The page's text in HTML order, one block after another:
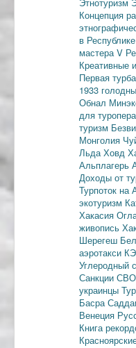
Концепция
в
мастера V
Креативные
Первая
1933
Обнал
для
туризм
Монголия
Льда Ховд
Альплагерь
Доходы от
Турпоток на
экотуризм
Хакасия
живопись
Шерегеш
аэротакси
Углеродный
Санкции СВО
украинцы
Басра
Венеция
Книга